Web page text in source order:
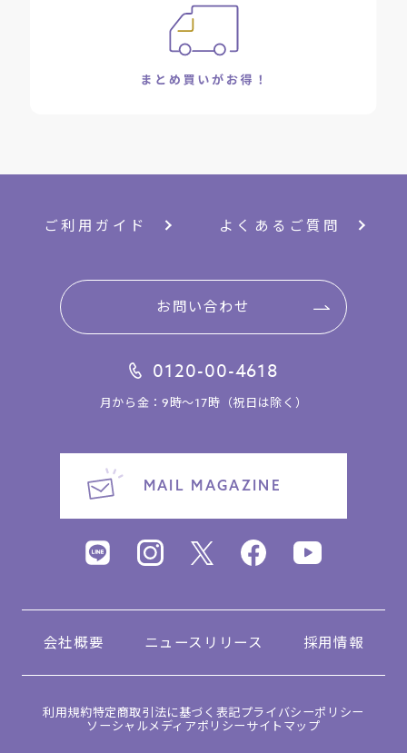
ご利用ガイド よくあるご質問
お問い合わせ
0120-00-4618
月から金：9時～17時（祝日は除く）
MAIL MAGAZINE
会社概要 ニュースリリース 採用情報
利用規約特定商取引法に基づく表記プライバシーポリシー
ソーシャルメディアポリシーサイトマップ